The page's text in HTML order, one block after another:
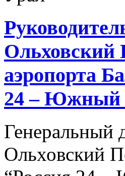
Ольховский
аэропорта
24 – Южный
Генеральный
Ольховский